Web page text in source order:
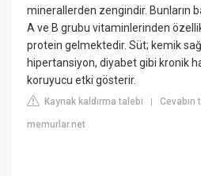
minerallerden zengindir. Bunların
A ve B grubu vitaminlerinden
protein gelmektedir. Süt; kemik
hipertansiyon, diyabet gibi kronik
koruyucu etki gösterir.
Kaynak kaldırma talebi |Cevabın
memurlar.net